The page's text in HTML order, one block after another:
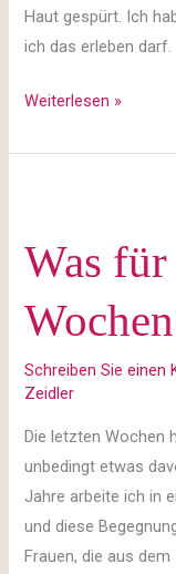
Haut gespürt. Ich
ich das erleben
Weiterlesen »
Was
Wochen
Schreiben Sie einen
Zeidler
Die letzten Wochen
unbedingt etwas
Jahre arbeite ich in
und diese
Frauen, die aus
intensive
Wochen